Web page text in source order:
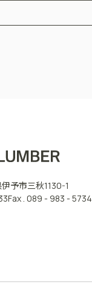
予市三秋1130-1
Fax . 089 - 983 - 5734